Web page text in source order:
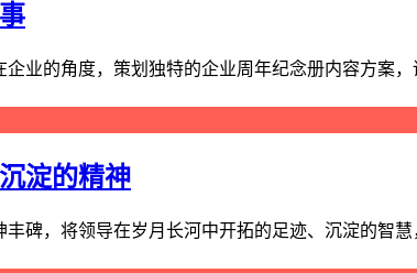
业的角度，策划独特的企业周年纪念册内容方案
淀的精神
碑，将领导在岁月长河中开拓的足迹、沉淀的智